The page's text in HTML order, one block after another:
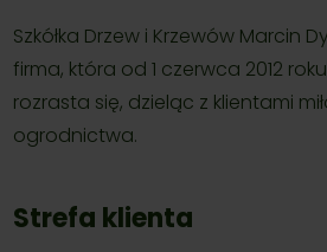
Szkółka Drzew i Krzewów Marcin
firma, która od 1 czerwca 2012
rozrasta się, dzieląc z klientami
ogrodnictwa.
Strefa klienta